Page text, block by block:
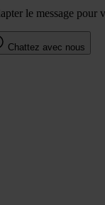
le message
Chattez avec nous